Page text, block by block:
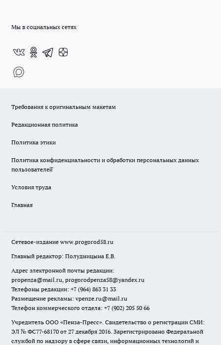
Мы в социальных сетях
Требования к оригинальным макетам
Редакционная политика
Политика этики
Политика конфиденциальности и обработки персональных данных
пользователей̆
Условия труда
Главная
Сетевое-издание www.progorod58.ru
Главный редактор: Полудницына Е.В.
Адрес электронной почты редакции:
propenza@mail.ru, progorodpenza58@yandex.ru
Телефоны редакции: +7 (964) 863 31 33
Размещение рекламы: vpenze.ru@mail.ru
Телефон коммерческого отдела: +7 (902) 205 50 66
Учредитель ООО «Пенза-Пресс». Свидетельство о регистрации СМИ:
ЭЛ № ФС77-68170 от 27 декабря 2016. Зарегистрировано Федеральной
службой по надзору в сфере связи, информационных технологий и